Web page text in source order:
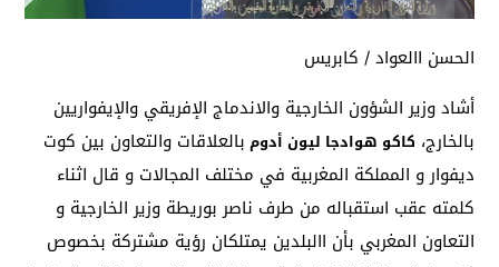
الحسن االعواد / كابريس
أشاد وزير الشؤون الخارجية والاندماج الإفريقي والإيفواريين
بالخارج، كاكو هوادجا ليون أدوم بالعلاقات والتعاون بين كوت
ديفوار و المملكة المغربية في مختلف المجالات و قال اثناء
كلمته عقب استقباله من طرف ناصر بوريطة وزير الخارجية و
التعاون المغربي بأن االبلدين يمتلكان رؤية مشتركة بخصوص